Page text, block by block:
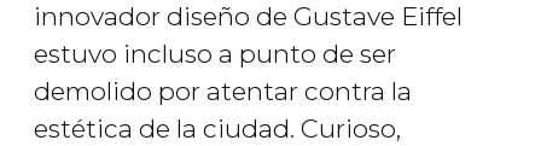
innovador diseño de Gustave Eiffel
estuvo incluso a punto de ser
demolido por atentar contra la
estética de la ciudad. Curioso,